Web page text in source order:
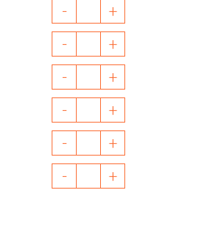
- +
- +
- +
- +
- +
- +